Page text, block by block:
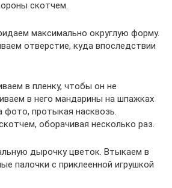
скотчем.
максимально округлую форму.
отверстие, куда впоследствии
в пленку, чтобы он не
в него мандарины на шпажках
фото, протыкая насквозь.
оборачивая несколько раз.
дырочку цветок. Втыкаем в
палочки с приклеенной игрушкой